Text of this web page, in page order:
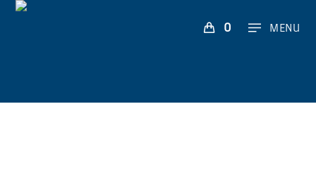
0 MENU